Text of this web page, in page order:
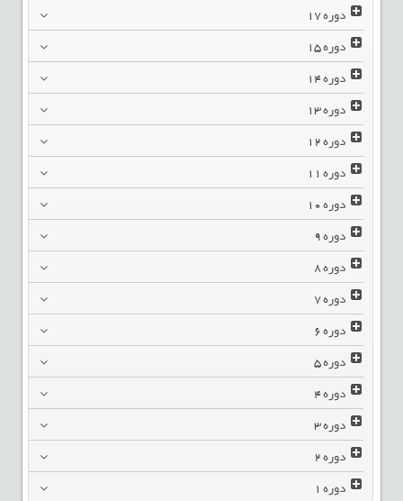
دوره17
دوره15
دوره14
دوره13
دوره12
دوره11
دوره10
دوره9
دوره8
دوره7
دوره6
دوره5
دوره4
دوره3
دوره2
دوره1